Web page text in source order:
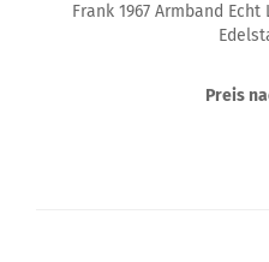
Frank 1967 Armband
Preis